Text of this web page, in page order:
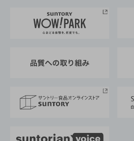
地域情報
サントリーサンバーズ大阪
サントリーが考えるサステナ
企業概要
採用情報